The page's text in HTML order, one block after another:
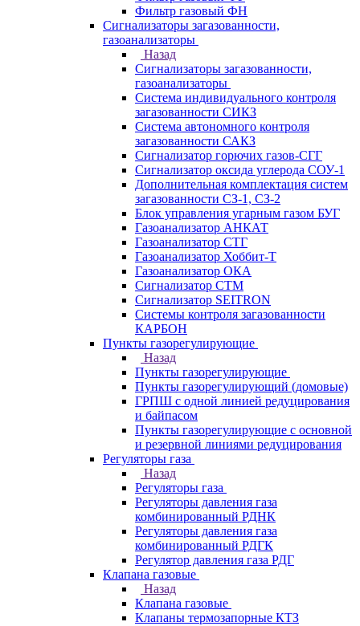
Фильтр газовый ФН
Сигнализаторы загазованности,
газоанализаторы
Назад
Сигнализаторы загазованности,
газоанализаторы
Система индивидуального контроля
загазованности СИКЗ
Система автономного контроля
загазованности САКЗ
Сигнализатор горючих газов-СГГ
Сигнализатор оксида углерода СОУ-1
Дополнительная комплектация систем
загазованности СЗ-1, СЗ-2
Блок управления угарным газом БУГ
Газоанализатор АНКАТ
Газоанализатор СТГ
Газоанализатор Хоббит-Т
Газоанализатор ОКА
Сигнализатор СТМ
Сигнализатор SEITRON
Системы контроля загазованности
КАРБОН
Пункты газорегулирующие
Назад
Пункты газорегулирующие
Пункты газорегулирующий (домовые)
ГРПШ с одной линией редуцирования
и байпасом
Пункты газорегулирующие с основной
и резервной линиями редуцирования
Регуляторы газа
Назад
Регуляторы газа
Регуляторы давления газа
комбинированный РДНК
Регуляторы давления газа
комбинированный РДГК
Регулятор давления газа РДГ
Клапана газовые
Назад
Клапана газовые
Клапаны термозапорные КТЗ